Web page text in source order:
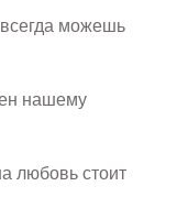
можешь
нашему
любовь стоит